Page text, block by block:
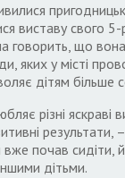
виставу свого 5-
говорить, що
яких у місті
дітям більше
різні яскраві
результати,
почав сидіти,
дітьми.